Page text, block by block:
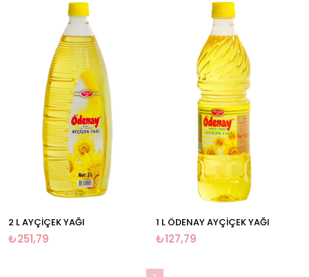
2 L AYÇİÇEK YAĞI
₺251,79
1 L ÖDENAY AYÇİÇEK YAĞI
₺127,79